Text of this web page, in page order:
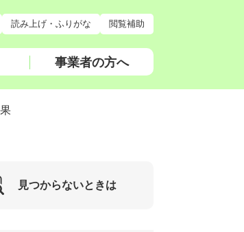
読み上げ・ふりがな 閲覧補助
事業者の方へ
見つからないときは